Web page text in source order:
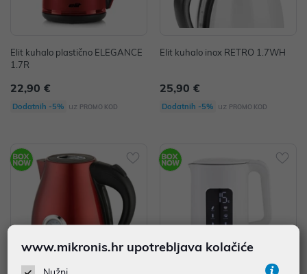
Elit kuhalo plastično ELEGANCE
1.7R
22,90 €
Dodatnih -5% uz PROMO KOD
Elit kuhalo inox RETRO 1.7WH
25,90 €
Dodatnih -5% uz PROMO KOD
www.mikronis.hr upotrebljava kolačiće